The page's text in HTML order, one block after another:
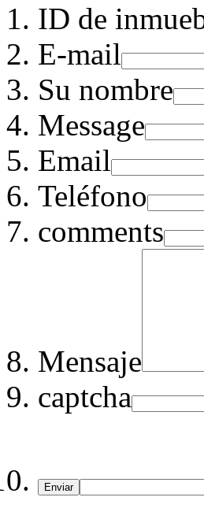
ID de
E-mail
Su nombre
Message
Email
Teléfono
comments
Mensaje
captcha
Enviar